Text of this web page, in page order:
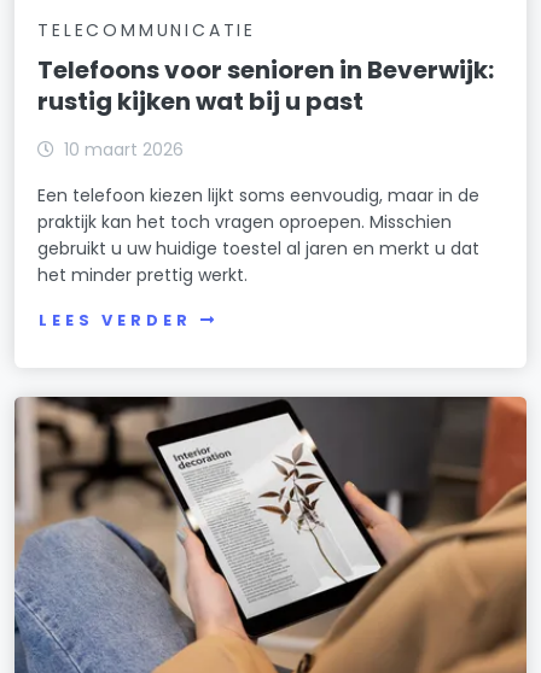
TELECOMMUNICATIE
Telefoons voor senioren in Beverwijk:
rustig kijken wat bij u past
10 maart 2026
Een telefoon kiezen lijkt soms eenvoudig, maar in de
praktijk kan het toch vragen oproepen. Misschien
gebruikt u uw huidige toestel al jaren en merkt u dat
het minder prettig werkt.
LEES VERDER